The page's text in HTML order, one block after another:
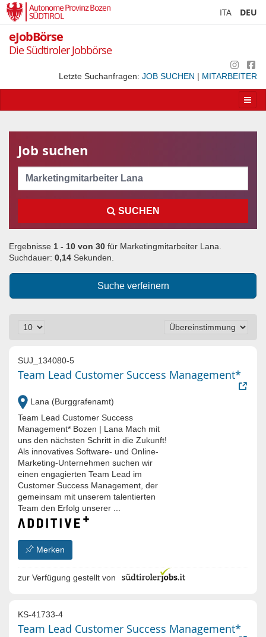
Autonome Provinz Bozen
SÜDTIROL
ITA DEU
eJobBörse
Die Südtiroler Jobbörse
Letzte Suchanfragen: JOB SUCHEN | MITARBEITER
Apri/
la
Job suchen
SUCHEN
Ergebnisse 1 - 10 von 30 für Marketingmitarbeiter Lana.
Suchdauer: 0,14 Sekunden.
Suche verfeinern
SUJ_134080-5
Team Lead Customer Success Management*
Lana (Burggrafenamt)
Team Lead Customer Success
Management* Bozen | Lana Mach mit
uns den nächsten Schritt in die Zukunft!
Als innovatives Software- und Online-
Marketing-Unternehmen suchen wir
einen engagierten Team Lead im
Customer Success Management, der
gemeinsam mit unserem talentierten
Team den Erfolg unserer ...
Merken
zur Verfügung gestellt von
KS-41733-4
Team Lead Customer Success Management*